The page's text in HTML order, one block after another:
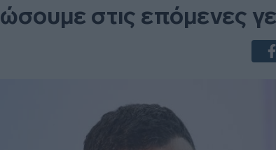
στις επόμενες